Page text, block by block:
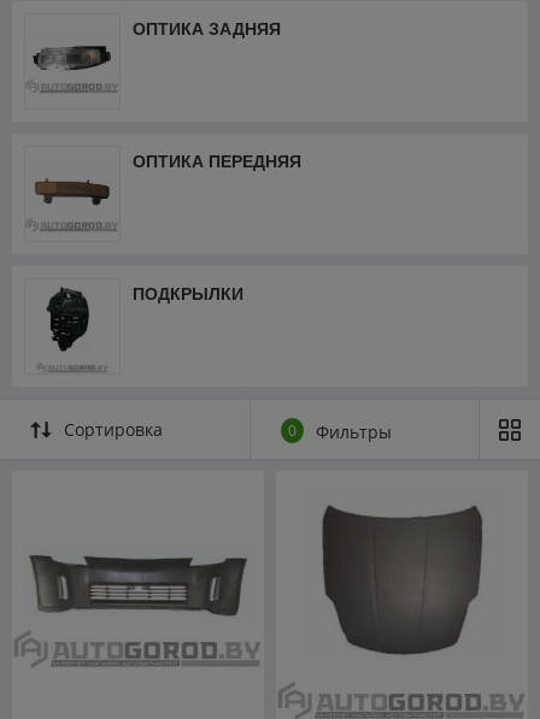
ОПТИКА ЗАДНЯЯ
ОПТИКА ПЕРЕДНЯЯ
ПОДКРЫЛКИ
Сортировка 0 Фильтры